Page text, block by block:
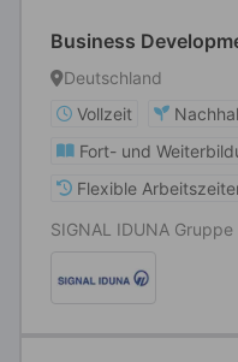
Business
Deutschland
Vollzeit
Fort- und
Flexible
SIGNAL IDUNA Gruppe